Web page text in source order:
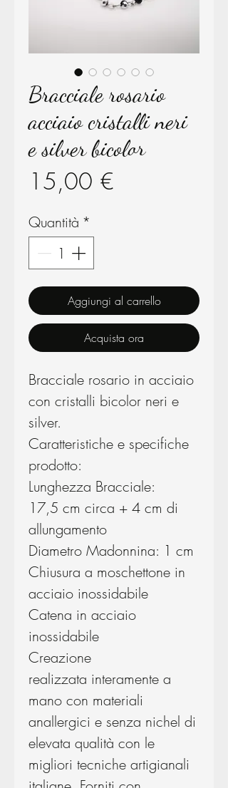
Bracciale rosario
acciaio cristalli neri
e silver bicolor
15,00 €
Quantità *
Aggiungi al carrello
Acquista ora
Bracciale rosario in acciaio
con cristalli bicolor neri e
silver.
Caratteristiche e specifiche
prodotto:
Lunghezza Bracciale:
17,5 cm circa + 4 cm di
allungamento
Diametro Madonnina: 1 cm
Chiusura a moschettone in
acciaio inossidabile
Catena in acciaio
inossidabile
Creazione
realizzata interamente a
mano con materiali
anallergici e senza nichel di
elevata qualità con le
migliori tecniche artigianali